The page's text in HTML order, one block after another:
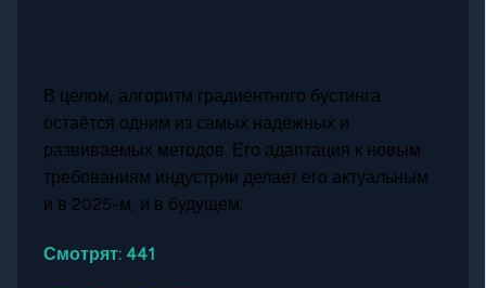
В целом, алгоритм градиентного бустинга
остаётся одним из самых надёжных и
развиваемых методов. Его адаптация к новым
требованиям индустрии делает его актуальным
и в 2025-м, и в будущем.
Смотрят: 441